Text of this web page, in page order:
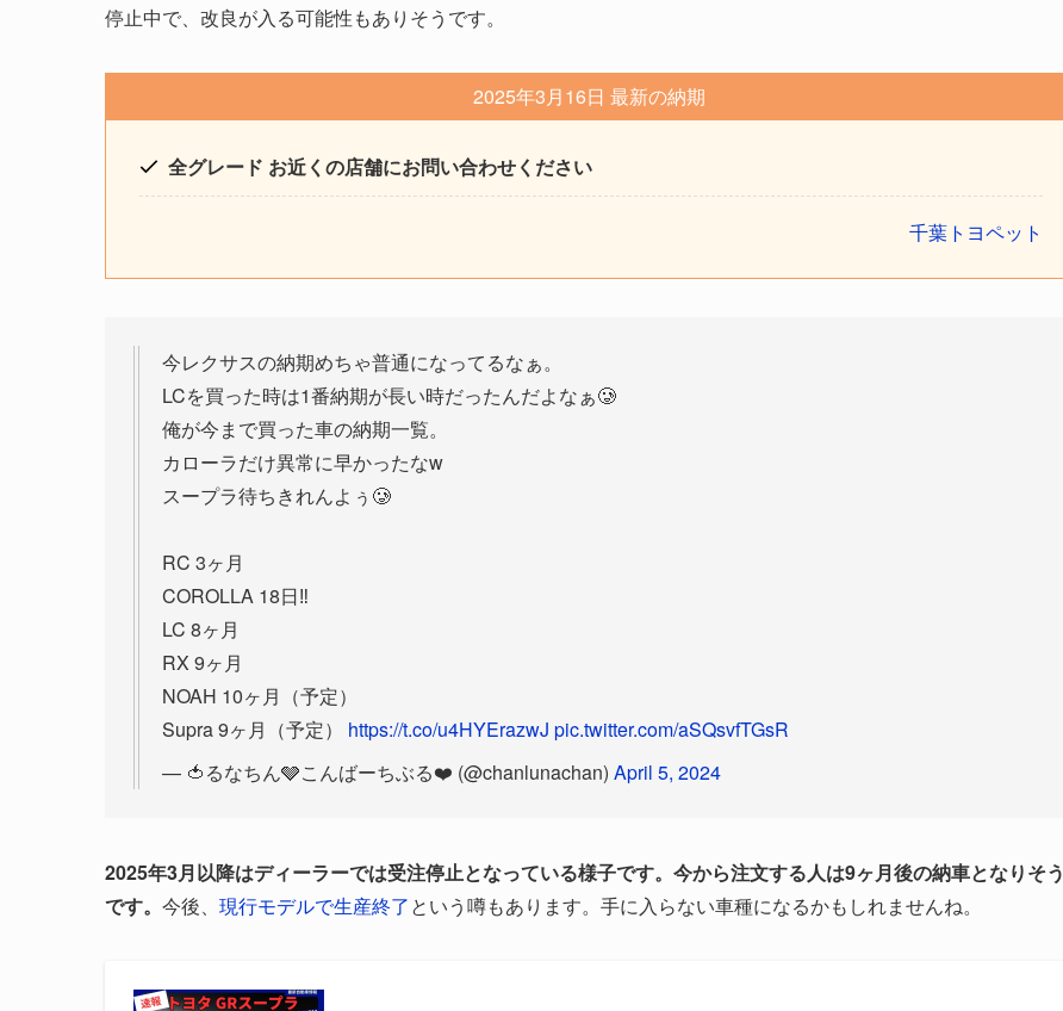
停止中で、改良が入る可能性もありそうです。
2025年3月16日 最新の納期
全グレード お近くの店舗にお問い合わせください
千葉トヨペット
今レクサスの納期めちゃ普通になってるなぁ。
LCを買った時は1番納期が長い時だったんだよなぁ🥲
俺が今まで買った車の納期一覧。
カローラだけ異常に早かったなw
スープラ待ちきれんよぅ🥲
RC 3ヶ月
COROLLA 18日‼️
LC 8ヶ月
RX 9ヶ月
NOAH 10ヶ月（予定）
Supra 9ヶ月（予定） https://t.co/u4HYErazwJ pic.twitter.com/aSQsvfTGsR
— 🍅るなちん🩶こんばーちぶる❤️ (@chanlunachan) April 5, 2024
2025年3月以降はディーラーでは受注停止となっている様子です。今から注文する人は9ヶ月後の納車となりそう
です。 今後、 現行モデルで生産終了という噂もあります。手に入らない車種になるかもしれませんね。